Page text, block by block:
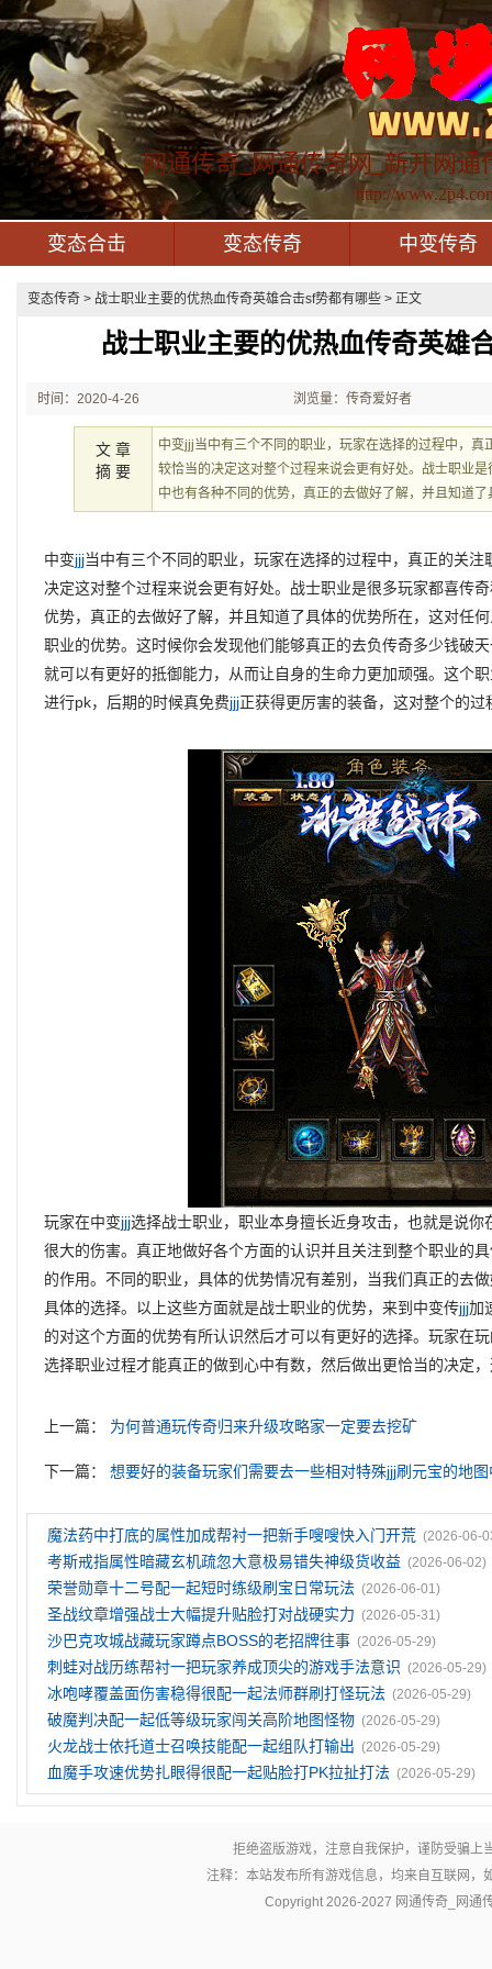
网通传奇_网通传奇网_新开网通
http://
变态合击 变态传奇 中变传奇
变态传奇 > 战士职业主要的优热血传奇英雄合击sf势都有哪些 > 正文
战士职业主要的优热血传奇英雄
时间：2020-4-26
22:49:23
浏览量：传奇爱好者
文 章
摘 要
中变jjj当中有三个不同的职业，玩家在选择的过程中，真
较恰当的决定这对整个过程来说会更有好处。战士职业
中也有各种不同的优势，真正的去做好了解，并且知道了
中变jjj当中有三个不同的职业，玩家在选择的过程中，真正的关
决定这对整个过程来说会更有好处。战士职业是很多玩家都喜传
优势，真正的去做好了解，并且知道了具体的优势所在，这对任
职业的优势。这时候你会发现他们能够真正的去负传奇多少钱破
就可以有更好的抵御能力，从而让自身的生命力更加顽强。这个
进行pk，后期的时候真免费jjj正获得更厉害的装备，这对整个的
玩家在中变jjj选择战士职业，职业本身擅长近身攻击，也就是说
很大的伤害。真正地做好各个方面的认识并且关注到整个职业的
的作用。不同的职业，具体的优势情况有差别，当我们真正的去
具体的选择。以上这些方面就是战士职业的优势，来到中变传jjj加
的对这个方面的优势有所认识然后才可以有更好的选择。玩家在
选择职业过程才能真正的做到心中有数，然后做出更恰当的决定
上一篇： 为何普通玩传奇归来升级攻略家一定要去挖矿
下一篇：想要好的装备玩家们需要去一些相对特殊jjj刷元宝的地图
魔法药中打底的属性加成帮衬一把新手嗖嗖快入门开荒 (2026-06-
考斯戒指属性暗藏玄机疏忽大意极易错失神级货收益 (2026-06-02)
荣誉勋章十二号配一起短时练级刷宝日常玩法 (2026-06-01)
圣战纹章‌增强战士大幅提升贴脸打对战硬实力 (2026-05-31)
沙巴克攻城战藏玩家蹲点BOSS的老招牌往事 (2026-05-29)
刺蛙对战历练帮衬一把玩家养成顶尖的游戏手法意识 (2026-05-29)
冰咆哮覆盖面伤害稳得很配一起法师群刷打怪玩法 (2026-05-29)
破魔判决配一起低等级玩家闯关高阶地图怪物 (2026-05-29)
火龙战士依托道士召唤技能配一起组队打输出 (2026-05-29)
血魔手攻速优势扎眼得很配一起贴脸打PK拉扯打法 (2026-05-29)
拒绝盗版游戏，注意自我保护，谨防受骗上
注释：本站发布所有游戏信息，均来自互联网
Copyright 2026-2027 网通传奇_网通